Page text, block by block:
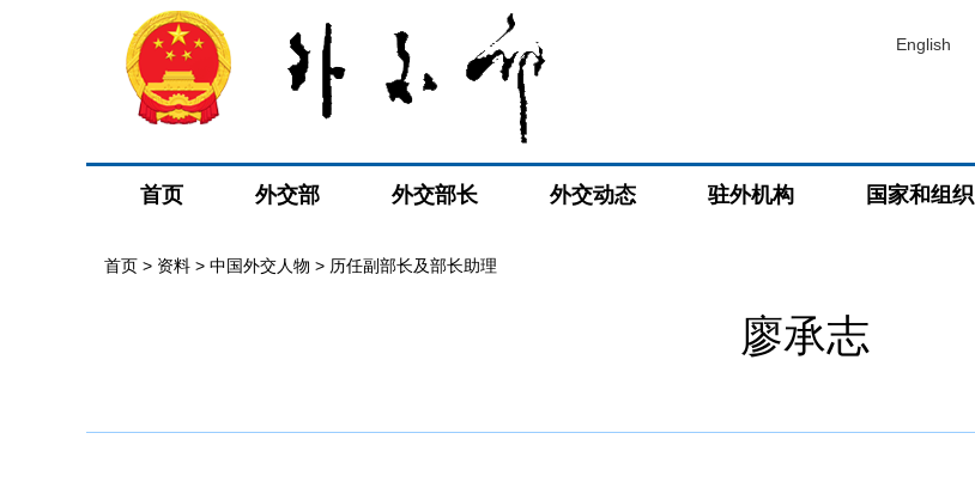
English
首页 外交部 外交部长 外交动态 驻外机构 国家和组织
首页 > 资料 > 中国外交人物 > 历任副部长及部长助理
廖承志